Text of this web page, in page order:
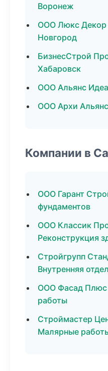
Воронеж
ООО Люкс
Новгород
БизнесСтрой
Хабаровск
ООО Альянс
ООО Архи
Компании в
ООО Гарант
фундаментов
ООО Классик
Реконструкция
Стройгрупп
Внутренняя
ООО Фасад
работы
Строймастер
Малярные